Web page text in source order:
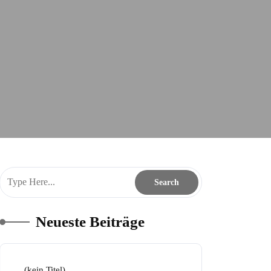
Neueste Beiträge